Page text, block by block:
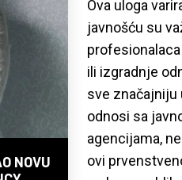
NOVU
Ova uloga
javnošću su
ili izgradnje
sve značajniju
odnosi sa
agencijama,
ovi